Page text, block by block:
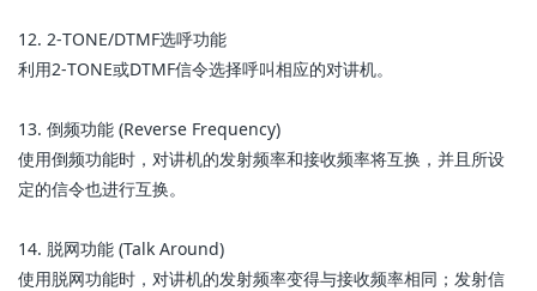
12. 2-TONE/DTMF选呼功能
利用2-TONE或DTMF信令选择呼叫相应的对讲机。
13. 倒频功能 (Reverse Frequency)
使用倒频功能时，对讲机的发射频率和接收频率将互换，并且所设
定的信令也进行互换。
14. 脱网功能 (Talk Around)
使用脱网功能时，对讲机的发射频率变得与接收频率相同；发射信